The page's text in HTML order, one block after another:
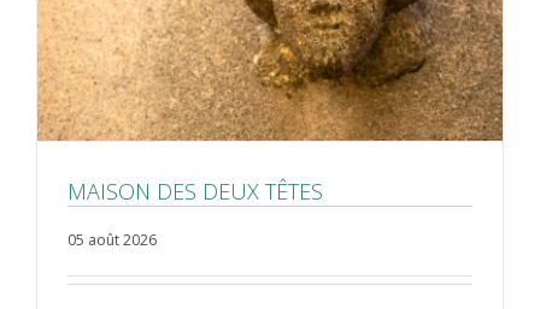
MAISON DES DEUX TÊTES
05 août 2026